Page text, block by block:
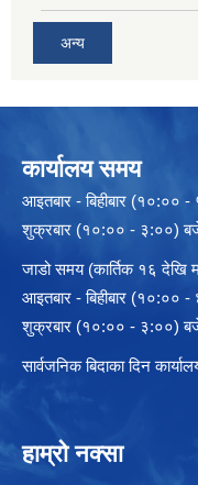
अन्य
कार्यालय समय
आइतबार - बिहीबार (१०:००
शुक्रबार (१०:०० - ३:००)
जाडो समय (कार्तिक १६ देखि
आइतबार - बिहीबार (१०:००
शुक्रबार (१०:०० - ३:००)
सार्वजनिक बिदाका दिन
हाम्रो नक्सा